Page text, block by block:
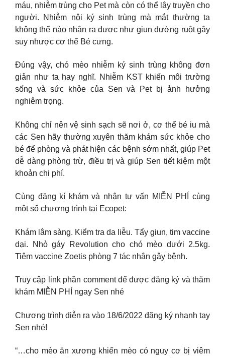
máu, nhiễm trùng cho Pet mà còn có thể lây truyền cho
người. Nhiễm nội ký sinh trùng mà mắt thường ta
không thể nào nhận ra được như giun đường ruột gây
suy nhược cơ thể Bé cưng.
Đúng vậy, chó mèo nhiễm ký sinh trùng không đơn
giản như ta hay nghĩ. Nhiễm KST khiến môi trường
sống và sức khỏe của Sen và Pet bị ảnh hưởng
nghiêm trọng.
Không chỉ nên vệ sinh sạch sẽ nơi ở, cơ thể bé iu mà
các Sen hãy thường xuyên thăm khám sức khỏe cho
bé để phòng và phát hiện các bệnh sớm nhất, giúp Pet
dễ dàng phòng trừ, điều trị và giúp Sen tiết kiệm một
khoản chi phí.
Cùng đăng kí khám và nhận tư vấn MIỄN PHÍ cùng
một số chương trình tại Ecopet:
Khám lâm sàng. Kiểm tra da liễu. Tẩy giun, tim vaccine
dại. Nhỏ gáy Revolution cho chó mèo dưới 2.5kg.
Tiêm vaccine Zoetis phòng 7 tác nhân gây bệnh.
Truy cập link phần comment để được đăng ký và thăm
khám MIỄN PHÍ ngay Sen nhé
Chương trình diễn ra vào 18/6/2022 đăng ký nhanh tay
Sen nhé!
“…cho mèo ăn xương khiến mèo có nguy cơ bị viêm